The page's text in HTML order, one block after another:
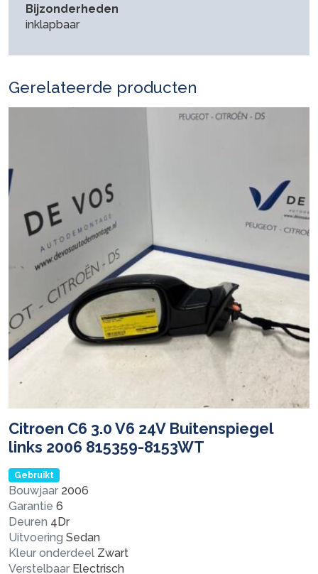
Bijzonderheden
inklapbaar
Gerelateerde producten
Citroen C6 3.0 V6 24V Buitenspiegel
links 2006 815359-8153WT
Gebruikt
Bouwjaar 2006
Garantie 6
Deuren 4Dr
Uitvoering Sedan
Kleur onderdeel Zwart
Verstelbaar Electrisch